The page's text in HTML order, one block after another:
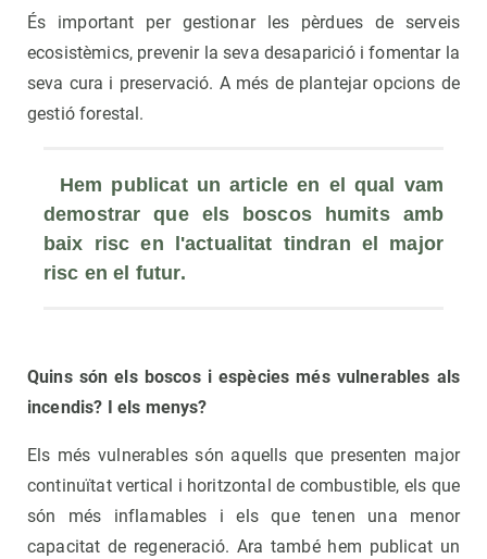
És important per gestionar les pèrdues de serveis
ecosistèmics, prevenir la seva desaparició i fomentar la
seva cura i preservació. A més de plantejar opcions de
gestió forestal.
Hem publicat un article en el qual vam
demostrar que els boscos humits amb
baix risc en l'actualitat tindran el major
risc en el futur.
Quins són els boscos i espècies més vulnerables als
incendis? I els menys?
Els més vulnerables són aquells que presenten major
continuïtat vertical i horitzontal de combustible, els que
són més inflamables i els que tenen una menor
capacitat de regeneració. Ara també hem publicat un